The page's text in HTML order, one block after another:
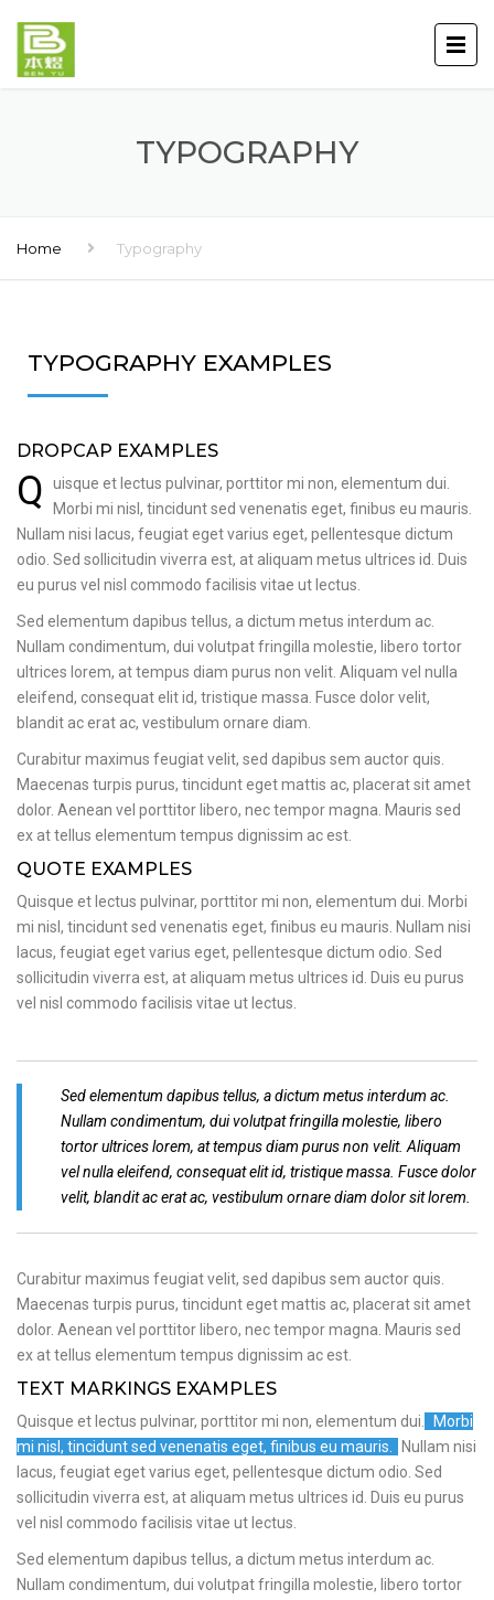
TYPOGRAPHY
Home Typography
TYPOGRAPHY EXAMPLES
DROPCAP EXAMPLES
Q
uisque et lectus pulvinar, porttitor mi non, elementum dui.
Morbi mi nisl, tincidunt sed venenatis eget, finibus eu mauris.
Nullam nisi lacus, feugiat eget varius eget, pellentesque dictum
odio. Sed sollicitudin viverra est, at aliquam metus ultrices id. Duis
eu purus vel nisl commodo facilisis vitae ut lectus.
Sed elementum dapibus tellus, a dictum metus interdum ac.
Nullam condimentum, dui volutpat fringilla molestie, libero tortor
ultrices lorem, at tempus diam purus non velit. Aliquam vel nulla
eleifend, consequat elit id, tristique massa. Fusce dolor velit,
blandit ac erat ac, vestibulum ornare diam.
Curabitur maximus feugiat velit, sed dapibus sem auctor quis.
Maecenas turpis purus, tincidunt eget mattis ac, placerat sit amet
dolor. Aenean vel porttitor libero, nec tempor magna. Mauris sed
ex at tellus elementum tempus dignissim ac est.
QUOTE EXAMPLES
Quisque et lectus pulvinar, porttitor mi non, elementum dui. Morbi
mi nisl, tincidunt sed venenatis eget, finibus eu mauris. Nullam nisi
lacus, feugiat eget varius eget, pellentesque dictum odio. Sed
sollicitudin viverra est, at aliquam metus ultrices id. Duis eu purus
vel nisl commodo facilisis vitae ut lectus.
Sed elementum dapibus tellus, a dictum metus interdum ac.
Nullam condimentum, dui volutpat fringilla molestie, libero
tortor ultrices lorem, at tempus diam purus non velit. Aliquam
vel nulla eleifend, consequat elit id, tristique massa. Fusce dolor
velit, blandit ac erat ac, vestibulum ornare diam dolor sit lorem.
Curabitur maximus feugiat velit, sed dapibus sem auctor quis.
Maecenas turpis purus, tincidunt eget mattis ac, placerat sit amet
dolor. Aenean vel porttitor libero, nec tempor magna. Mauris sed
ex at tellus elementum tempus dignissim ac est.
TEXT MARKINGS EXAMPLES
Quisque et lectus pulvinar, porttitor mi non, elementum dui.
Morbi
mi nisl, tincidunt sed venenatis eget, finibus eu mauris.
Nullam nisi
lacus, feugiat eget varius eget, pellentesque dictum odio. Sed
sollicitudin viverra est, at aliquam metus ultrices id. Duis eu purus
vel nisl commodo facilisis vitae ut lectus.
Sed elementum dapibus tellus, a dictum metus interdum ac.
Nullam condimentum, dui volutpat fringilla molestie, libero tortor